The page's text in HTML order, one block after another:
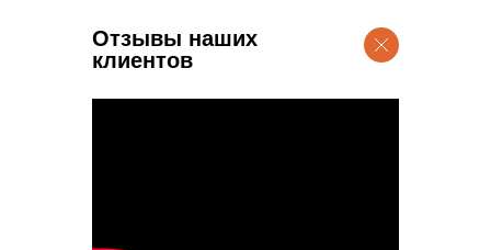
Отзывы наших
клиентов